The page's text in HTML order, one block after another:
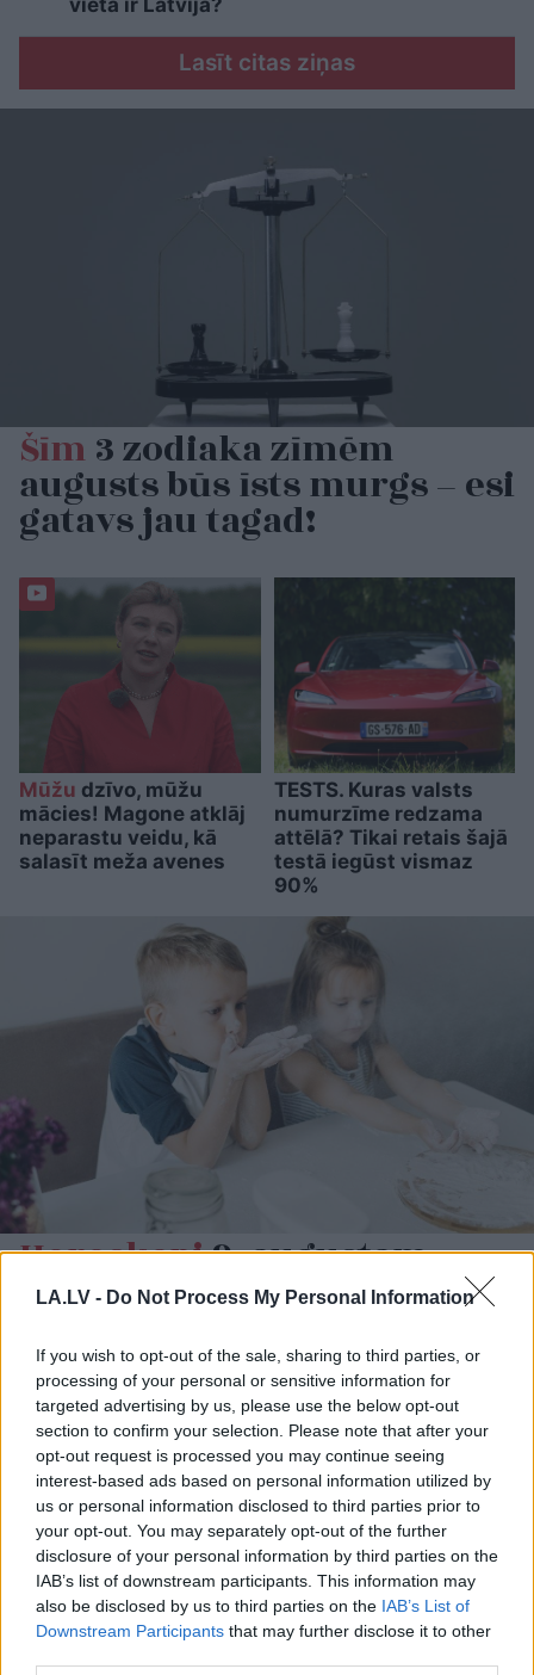
LA.LV - Do Not Process My Personal Information
If you wish to opt-out of the sale, sharing to third parties, or
processing of your personal or sensitive information for
targeted advertising by us, please use the below opt-out
section to confirm your selection. Please note that after your
opt-out request is processed you may continue seeing
interest-based ads based on personal information utilized by
us or personal information disclosed to third parties prior to
your opt-out. You may separately opt-out of the further
disclosure of your personal information by third parties on the
IAB’s list of downstream participants. This information may
also be disclosed by us to third parties on the IAB’s List of
Downstream Participants that may further disclose it to other
vietā ir Latvija?
Lasīt citas ziņas
Šīm3 zodiaka zīmēm
augusts būs īsts murgs – esi
gatavs jau tagad!
Mūžu dzīvo, mūžu
mācies! Magone atklāj
neparastu veidu, kā
salasīt meža avenes
TESTS. Kuras valsts
numurzīme redzama
attēlā? Tikai retais šajā
testā iegūst vismaz
90%
Horoskopi9. augustam.
Šodien centies rīkoties tā,
LASĪTĀKIE
Nosaukti nāvējošākie automobiļi uz
ceļiem: turam īkšķus, lai neatrodi sarakstā
savu auto
Šīm3 zodiaka zīmēm augusts būs īsts
murgs – esi gatavs jau tagad!
Ar šo zodiaka zīmju pārstāvjiem labāk
nestrīdēties: viņi vienmēr atradīs veidu,
kā pamatīgi atriebties